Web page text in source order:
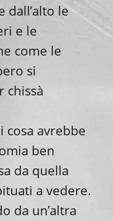
dall’alto le
e le
come le
si
chissà
cosa avrebbe
ben
da quella
a vedere.
da un’altra